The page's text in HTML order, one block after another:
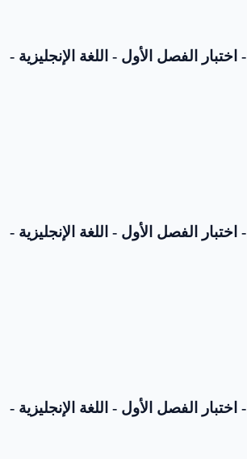
الموضوع رقم 32 - اختبار الفصل الأول - اللغة الإنجليزية -
الموضوع رقم 31 - اختبار الفصل الأول - اللغة الإنجليزية -
الموضوع رقم 30 - اختبار الفصل الأول - اللغة الإنجليزية -